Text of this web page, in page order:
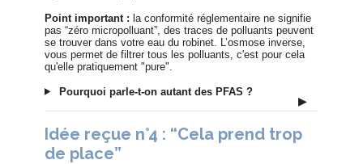
Point important : la conformité réglementaire ne signifie
pas “zéro micropolluant”, des traces de polluants peuvent
se trouver dans votre eau du robinet. L’osmose inverse,
vous permet de filtrer tous les polluants, c'est pour cela
qu'elle pratiquement "pure".
▶
Pourquoi parle-t-on autant des PFAS ?
Idée reçue n°4 : “Cela prend trop
de place”